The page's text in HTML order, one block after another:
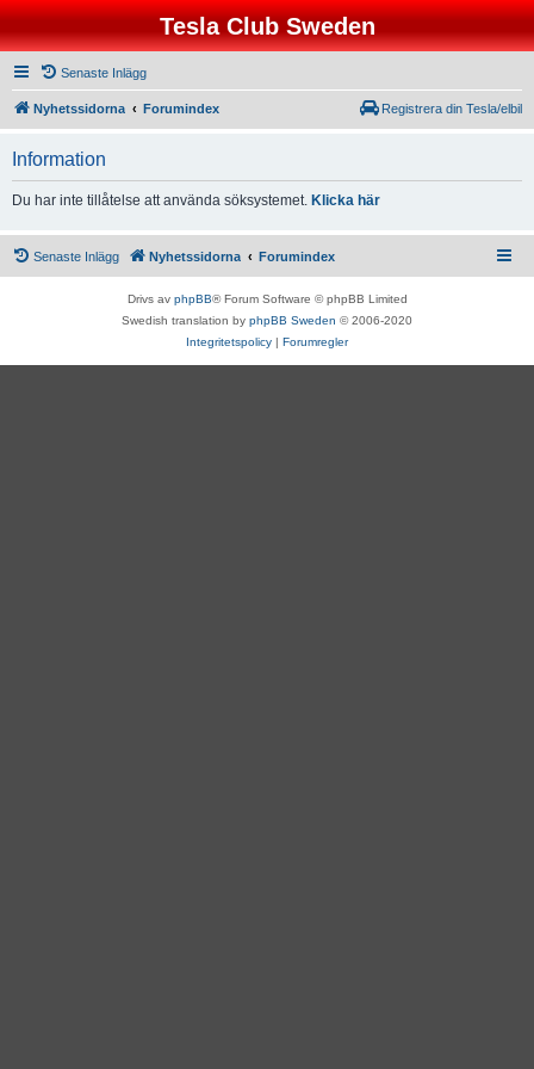
Tesla Club Sweden
Senaste Inlägg
Nyhetssidorna Forumindex Registrera din Tesla/elbil
Information
Du har inte tillåtelse att använda söksystemet. Klicka här
Senaste Inlägg Nyhetssidorna Forumindex
Drivs av phpBB® Forum Software © phpBB Limited
Swedish translation by phpBB Sweden © 2006-2020
Integritetspolicy | Forumregler